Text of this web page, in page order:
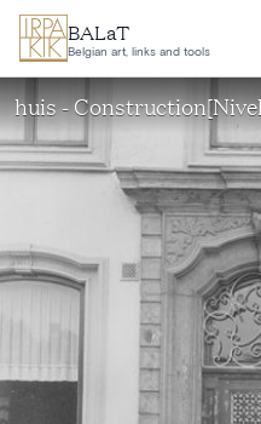
Ga naar hoofdinhoud
BALaT
Belgian art, links and tools
huis -